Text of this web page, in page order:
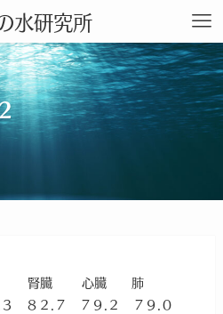
水研究所
臓 腎臓 心臓 肺
８２.７ ７９.２ ７９.０